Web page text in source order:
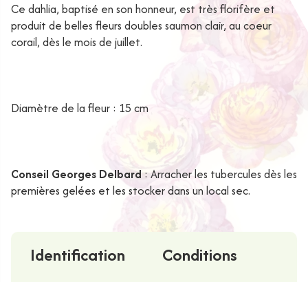
Ce dahlia, baptisé en son honneur, est très florifère et
produit de belles fleurs doubles saumon clair, au coeur
corail, dès le mois de juillet.
Diamètre de la fleur : 15 cm
Conseil Georges Delbard: Arracher les tubercules dès les
premières gelées et les stocker dans un local sec.
Identification Conditions